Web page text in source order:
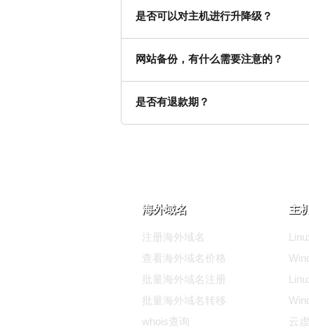
是否可以对主机进行升降级？
网站备份，有什么需要注意的？
是否有退款期？
海外域名
注册海外域名
查看海外域名价格
批量海外域名注册
批量海外域名转移
whois查询
主
云